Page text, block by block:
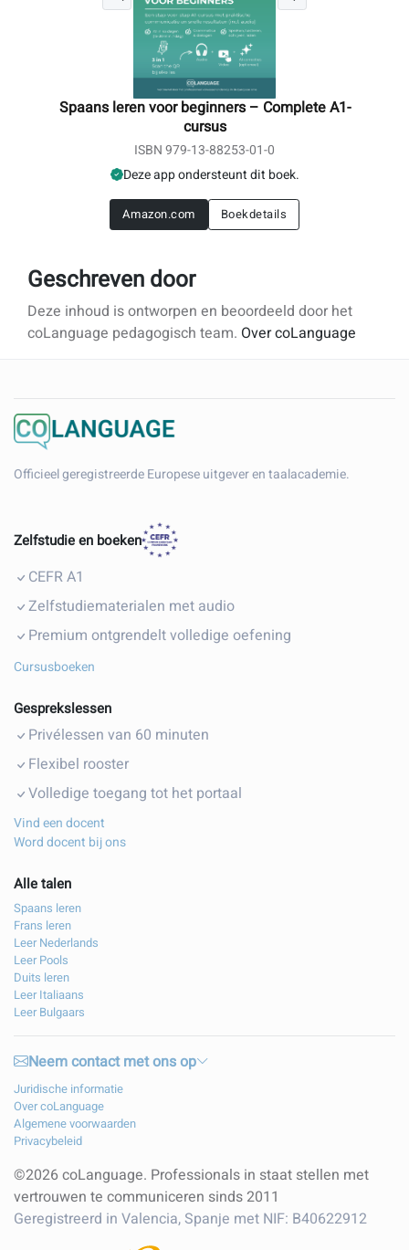
Spaans leren voor beginners – Complete A1-
cursus
ISBN 979-13-88253-01-0
Deze app ondersteunt dit boek.
Amazon.com Boekdetails
Geschreven door
Deze inhoud is ontworpen en beoordeeld door het
coLanguage pedagogisch team. Over coLanguage
Officieel geregistreerde Europese uitgever en taalacademie.
Zelfstudie en boeken
CEFR A1
Zelfstudiematerialen met audio
Premium ontgrendelt volledige oefening
Cursusboeken
Gesprekslessen
Privélessen van 60 minuten
Flexibel rooster
Volledige toegang tot het portaal
Vind een docent
Word docent bij ons
Alle talen
Spaans leren
Frans leren
Leer Nederlands
Leer Pools
Duits leren
Leer Italiaans
Leer Bulgaars
Neem contact met ons op
Juridische informatie
Over coLanguage
Algemene voorwaarden
Privacybeleid
©2026 coLanguage. Professionals in staat stellen met
vertrouwen te communiceren sinds 2011
Geregistreerd in Valencia, Spanje met NIF: B40622912